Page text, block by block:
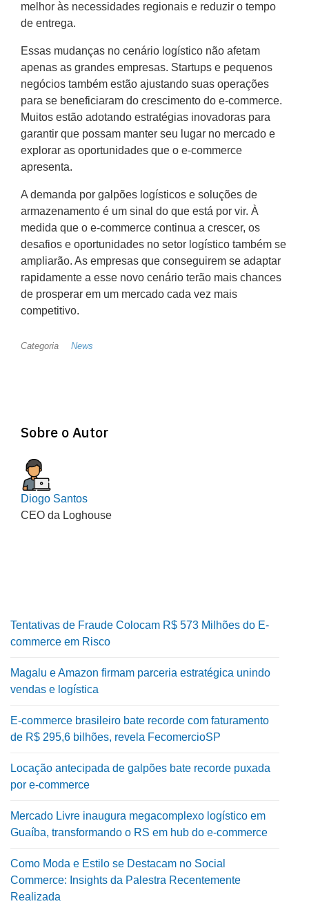
melhor às necessidades regionais e reduzir o tempo
de entrega.
Essas mudanças no cenário logístico não afetam
apenas as grandes empresas. Startups e pequenos
negócios também estão ajustando suas operações
para se beneficiaram do crescimento do e-commerce.
Muitos estão adotando estratégias inovadoras para
garantir que possam manter seu lugar no mercado e
explorar as oportunidades que o e-commerce
apresenta.
A demanda por galpões logísticos e soluções de
armazenamento é um sinal do que está por vir. À
medida que o e-commerce continua a crescer, os
desafios e oportunidades no setor logístico também se
ampliarão. As empresas que conseguirem se adaptar
rapidamente a esse novo cenário terão mais chances
de prosperar em um mercado cada vez mais
competitivo.
Categoria News
Sobre o Autor
Diogo Santos
CEO da Loghouse
Tentativas de Fraude Colocam R$ 573 Milhões do E-
commerce em Risco
Magalu e Amazon firmam parceria estratégica unindo
vendas e logística
E-commerce brasileiro bate recorde com faturamento
de R$ 295,6 bilhões, revela FecomercioSP
Locação antecipada de galpões bate recorde puxada
por e-commerce
Mercado Livre inaugura megacomplexo logístico em
Guaíba, transformando o RS em hub do e-commerce
Como Moda e Estilo se Destacam no Social
Commerce: Insights da Palestra Recentemente
Realizada